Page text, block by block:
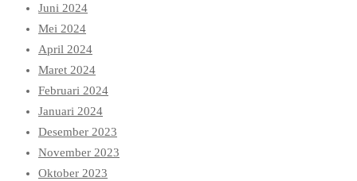
Juni 2024
Mei 2024
April 2024
Maret 2024
Februari 2024
Januari 2024
Desember 2023
November 2023
Oktober 2023